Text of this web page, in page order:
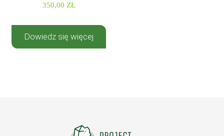
350,00 ZŁ
Dowiedz się więcej